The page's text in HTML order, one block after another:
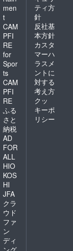
men
t
CAM
PFI
RE
for
Spor
ts
CAM
PFI
RE
ふる
さと
納税
AD
FOR
ALL
HIO
KOS
HI
JFA
クラ
ウド
ファ
ン
ディ
ティ方
針
反社基
本方針
カスタ
マーハ
ラスメ
ントに
対する
考え方
クッ
キーポ
リシー